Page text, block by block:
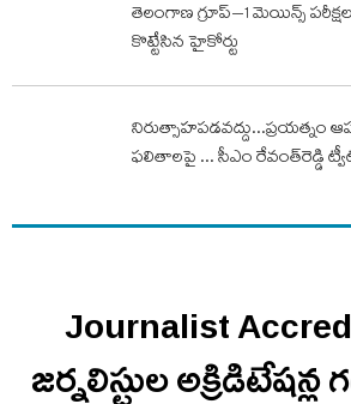
తెలంగాణ గ్రూప్​–1 మెయిన్స్​
కొట్టేసిన హైకోర్టు
నిరుత్సాహపడవద్దు...ప్రయత్నం
ఫలితాలపై ... సీఎం రేవంత్‌రెడ్డి
Journalist
జర్నలిస్టుల అక్రిడిటేషన్ల